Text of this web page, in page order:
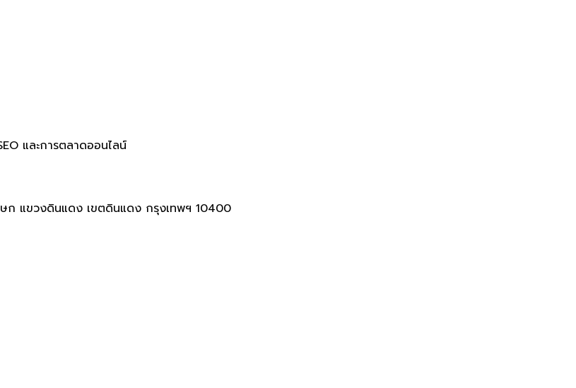
และการตลาดออนไลน์
ก แขวงดินแดง เขตดินแดง กรุงเทพฯ 10400